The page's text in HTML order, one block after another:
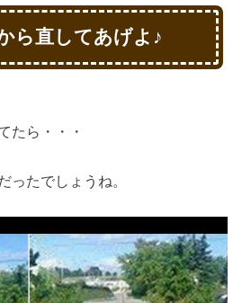
ら直してあげよ♪
たら・・・
ったでしょうね。